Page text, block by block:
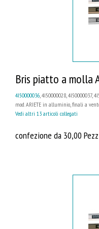
Bris piatto a molla
4I50000036 , 4I50000028, 4I50000037,
mod. ARIETE in alluminio, finali a
Vedi altri 13 articoli collegati
confezione da 30,00